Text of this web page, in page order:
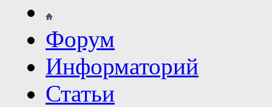
Форум
Информаторий
Статьи